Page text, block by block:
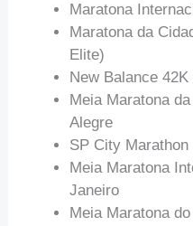
Maratona
Maratona da
Elite)
New Balance
Meia Maratona
Alegre
SP City Marathon
Meia Maratona
Janeiro
Meia Maratona do